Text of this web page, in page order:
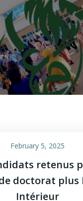
Skip
to
content
February 5, 2025
retenus
doctorat plus
Intérieur